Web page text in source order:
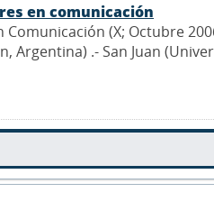
en comunicación
(X; Octubre
Argentina) .- San Juan